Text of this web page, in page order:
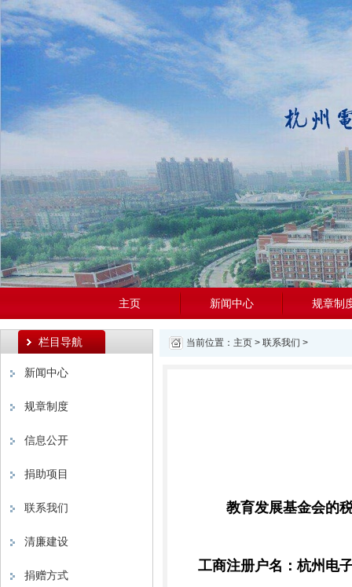
主页 新闻中心 规章制
栏目导航
新闻中心
规章制度
信息公开
捐助项目
联系我们
清廉建设
捐赠方式
当前位置： 主页 > 联系我们 >
教育发展基金会的
工商注册户名：杭州电